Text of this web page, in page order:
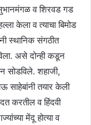
व शिरवड गड
केला व त्याचा बिमोड
स्थानिक संगठीत
असे दोन्ही कडून
सोडविले. शहाजी,
साहेबांनी तयार केली
करतील व हिंदवी
मेंदू होत्या व